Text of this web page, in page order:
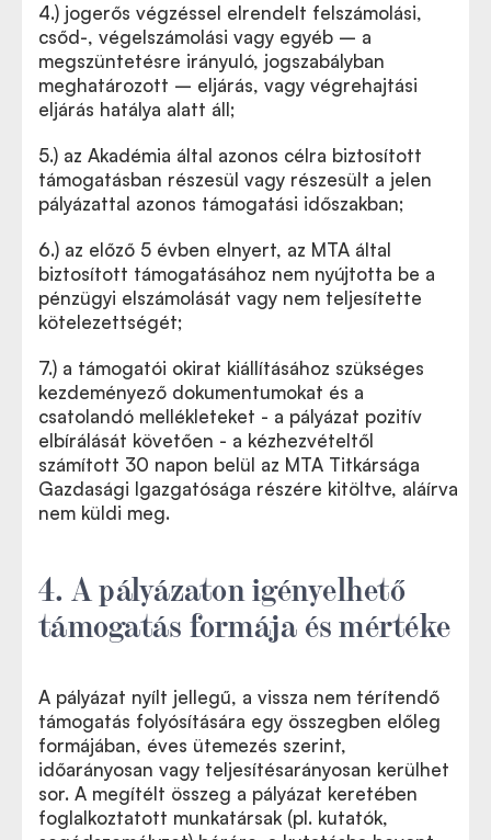
4.) jogerős végzéssel elrendelt felszámolási,
csőd-, végelszámolási vagy egyéb – a
megszüntetésre irányuló, jogszabályban
meghatározott – eljárás, vagy végrehajtási
eljárás hatálya alatt áll;
5.) az Akadémia által azonos célra biztosított
támogatásban részesül vagy részesült a jelen
pályázattal azonos támogatási időszakban;
6.) az előző 5 évben elnyert, az MTA által
biztosított támogatásához nem nyújtotta be a
pénzügyi elszámolását vagy nem teljesítette
kötelezettségét;
7.) a támogatói okirat kiállításához szükséges
kezdeményező dokumentumokat és a
csatolandó mellékleteket - a pályázat pozitív
elbírálását követően - a kézhezvételtől
számított 30 napon belül az MTA Titkársága
Gazdasági Igazgatósága részére kitöltve, aláírva
nem küldi meg.
4. A pályázaton igényelhető
támogatás formája és mértéke
A pályázat nyílt jellegű, a vissza nem térítendő
támogatás folyósítására egy összegben előleg
formájában, éves ütemezés szerint,
időarányosan vagy teljesítésarányosan kerülhet
sor. A megítélt összeg a pályázat keretében
foglalkoztatott munkatársak (pl. kutatók,